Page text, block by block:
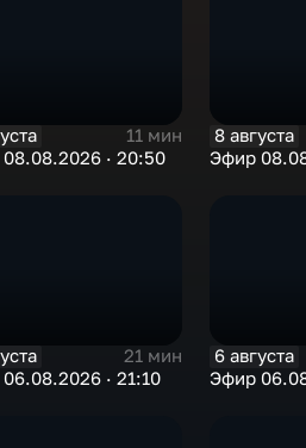
11 мин
· 20:50
8 августа
Эфир
21 мин
· 21:10
6 августа
Эфир